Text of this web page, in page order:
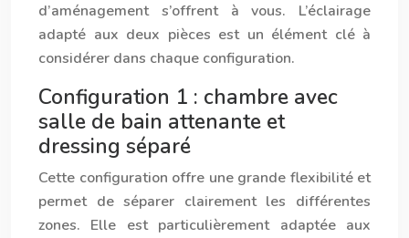
d’aménagement s’offrent à vous. L’éclairage
adapté aux deux pièces est un élément clé à
considérer dans chaque configuration.
Configuration 1 : chambre avec
salle de bain attenante et
dressing séparé
Cette configuration offre une grande flexibilité et
permet de séparer clairement les différentes
zones. Elle est particulièrement adaptée aux